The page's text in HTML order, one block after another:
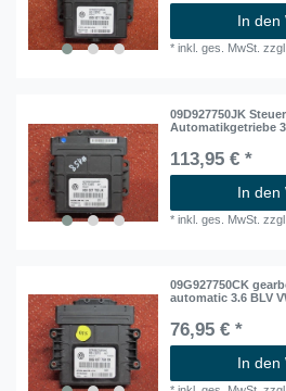
In den
*inkl. ges. MwSt.
09D927750JK
Automatikgetriebe
113,95 € *
In den
*inkl. ges. MwSt.
09G927750CK
automatic 3.6 BLV
76,95 € *
In den